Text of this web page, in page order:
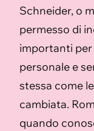
Schneider, o
permesso di
importanti per
personale e
stessa come
cambiata.
quando